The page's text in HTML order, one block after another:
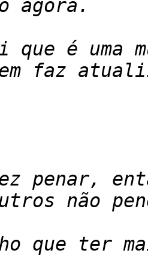
que é uma
penar,
que ter